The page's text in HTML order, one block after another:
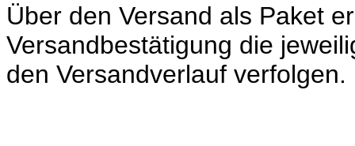
Über den Versand als Paket
Versandbestätigung die
den Versandverlauf verfolgen.